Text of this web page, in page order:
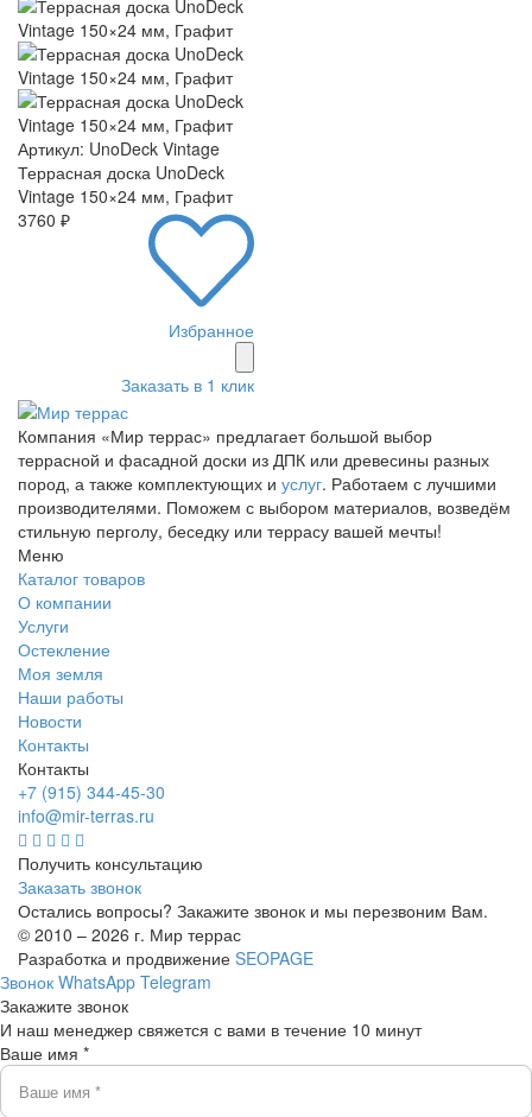
Артикул: UnoDeck Vintage
Террасная доска UnoDeck
Vintage 150×24 мм, Графит
3760 ₽
Избранное
Заказать в 1 клик
Компания «Мир террас» предлагает большой выбор
террасной и фасадной доски из ДПК или древесины разных
пород, а также комплектующих и услуг. Работаем с лучшими
производителями. Поможем с выбором материалов, возведём
стильную перголу, беседку или террасу вашей мечты!
Меню
Каталог товаров
О компании
Услуги
Остекление
Моя земля
Наши работы
Новости
Контакты
Контакты
+7 (915) 344-45-30
info@mir-terras.ru
Получить консультацию
Заказать звонок
Остались вопросы? Закажите звонок и мы перезвоним Вам.
© 2010 – 2026 г. Мир террас
Разработка и продвижение SEOPAGE
Звонок WhatsApp Telegram
Закажите звонок
И наш менеджер свяжется с вами в течение 10 минут
Ваше имя *